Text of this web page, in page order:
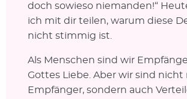
doch sowieso niemanden!“
ich mit dir teilen, warum diese
nicht stimmig ist.
Als Menschen sind wir
Gottes Liebe. Aber wir sind nicht
Empfänger, sondern auch